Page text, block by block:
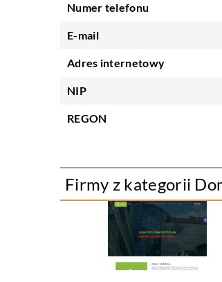
Numer telefonu
E-mail
Adres internetowy
NIP
REGON
Firmy z kategorii